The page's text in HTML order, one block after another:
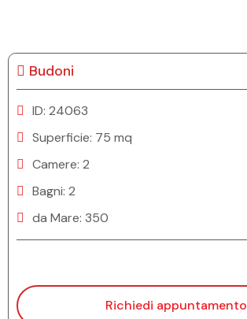
Budoni
ID: 24063
Superficie: 75 mq
Camere: 2
Bagni: 2
da Mare: 350
Richiedi appuntamento